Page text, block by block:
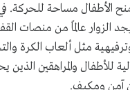
الأطفال مساحة للحركة.
الزوار عالمًا من منصات
مثل ألعاب الكرة
للأطفال والمراهقين الذين
آمن ومكيف.